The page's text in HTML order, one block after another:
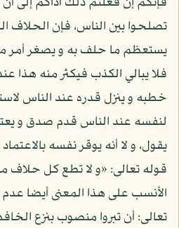
تصلحوا بين الناس، فإن الحلاف
يستعظم ما حلف به و يصغر أمر ما
فلا يبالي الكذب فيكثر منه هذا
خطبه و ينزل قدره عند الناس
لنفسه عند الناس قدم صدق و
يقول، و لا أنه يوقر نفسه
الأنسب على هذا المعنى أيضا عدم
تعالى: أن تبروا منصوب بنزع